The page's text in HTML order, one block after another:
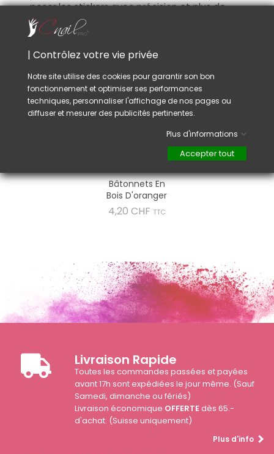
poser les stickers avec précision et plus de
facilité.
VOUS AIMEREZ AUSSI
Bâtonnets En
Bois D'oranger
4,20 CHF Prix
TTC
Livraison Rapide
Toutes les commandes passées et payées
avant 17h sont expédiées le jour même. (Sauf
Samedi, dimanche ou fériés)
Livraison économique OFFERTEdès 65.-
d'achat. (Suisse uniquement)
Plus d'info
| Contrôlez votre vie privée
Notre site utilise des cookies pour garantir son bon
fonctionnement et optimiser ses performances
techniques, personnaliser l'affichage de nos pages ou
diffuser et mesurer des publicités pertinentes.
Plus d'informations
Accepter tout